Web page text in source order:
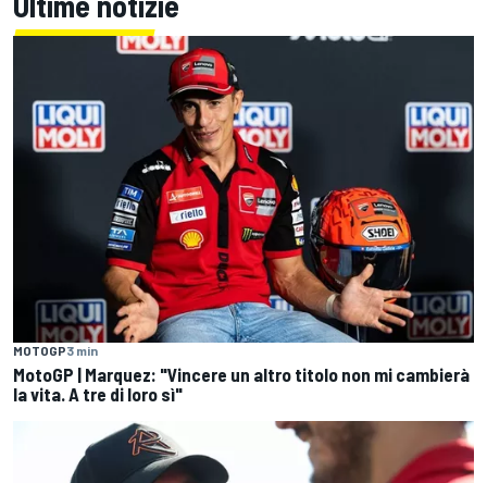
MOTOGP3 min
MotoGP | Marquez: "Vincere un altro titolo non mi cambierà
la vita. A tre di loro sì"